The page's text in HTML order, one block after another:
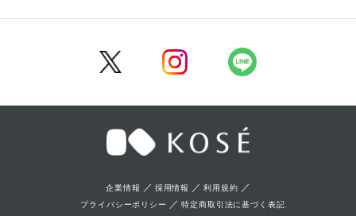
企業情報 ／ 採用情報 ／利用規約 ／
プライバシーポリシー ／特定商取引法に基づく表記